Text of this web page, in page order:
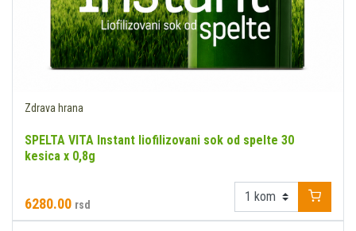
Zdrava hrana
SPELTA VITA Instant liofilizovani sok od spelte 30
kesica x 0,8g
6280.00 rsd